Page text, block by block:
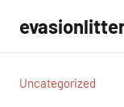
contenu
Uncategorized